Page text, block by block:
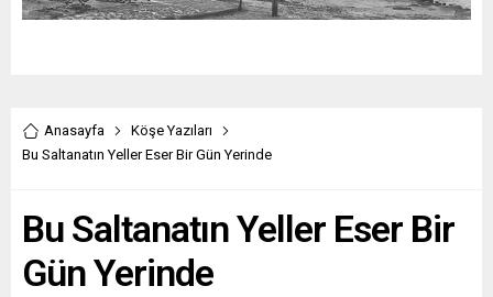
Anasayfa
Köşe Yazıları
Bu Saltanatın Yeller Eser Bir Gün Yerinde
Bu Saltanatın Yeller Eser Bir
Gün Yerinde